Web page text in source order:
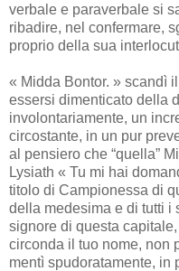
verbale e paraverbale si
ribadire, nel confermare,
proprio della sua
« Midda Bontor. » scandì
essersi dimenticato della
involontariamente, un
circostante, in un pur
al pensiero che “quella”
Lysiath « Tu mi hai
titolo di Campionessa di
della medesima e di tutti i
signore di questa
circonda il tuo nome, non
mentì spudoratamente, in